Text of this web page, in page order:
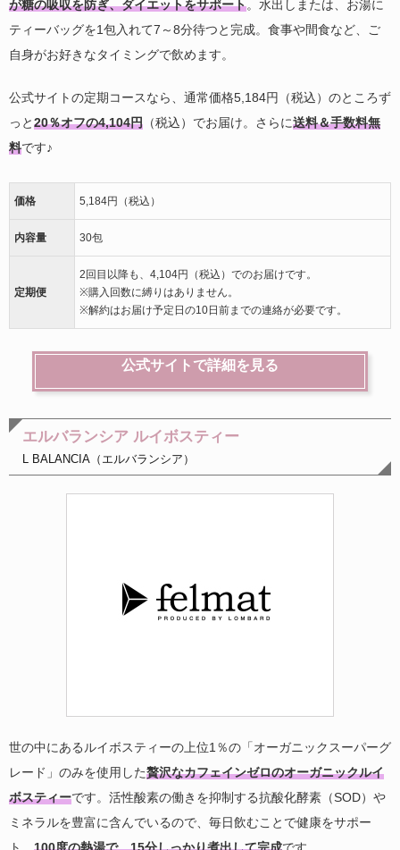
が糖の吸収を防ぎ、ダイエットをサポート。水出しまたは、お湯に
ティーバッグを1包入れて7～8分待つと完成。食事や間食など、ご
自身がお好きなタイミングで飲めます。
公式サイトの定期コースなら、通常価格5,184円（税込）のところず
っと20％オフの4,104円 （税込）でお届け。さらに送料＆手数料無
料です♪
価格 5,184円（税込）
内容量 30包
定期便
2回目以降も、4,104円（税込）でのお届けです。
※購入回数に縛りはありません。
※解約はお届け予定日の10日前までの連絡が必要です。
公式サイトで詳細を見る
エルバランシア ルイボスティー
L BALANCIA（エルバランシア）
世の中にあるルイボスティーの上位1％の「オーガニックスーパーグ
レード」のみを使用した贅沢なカフェインゼロのオーガニックルイ
ボスティーです。活性酸素の働きを抑制する抗酸化酵素（SOD）や
ミネラルを豊富に含んでいるので、毎日飲むことで健康をサポー
ト。 100度の熱湯で、15分しっかり煮出して完成です。